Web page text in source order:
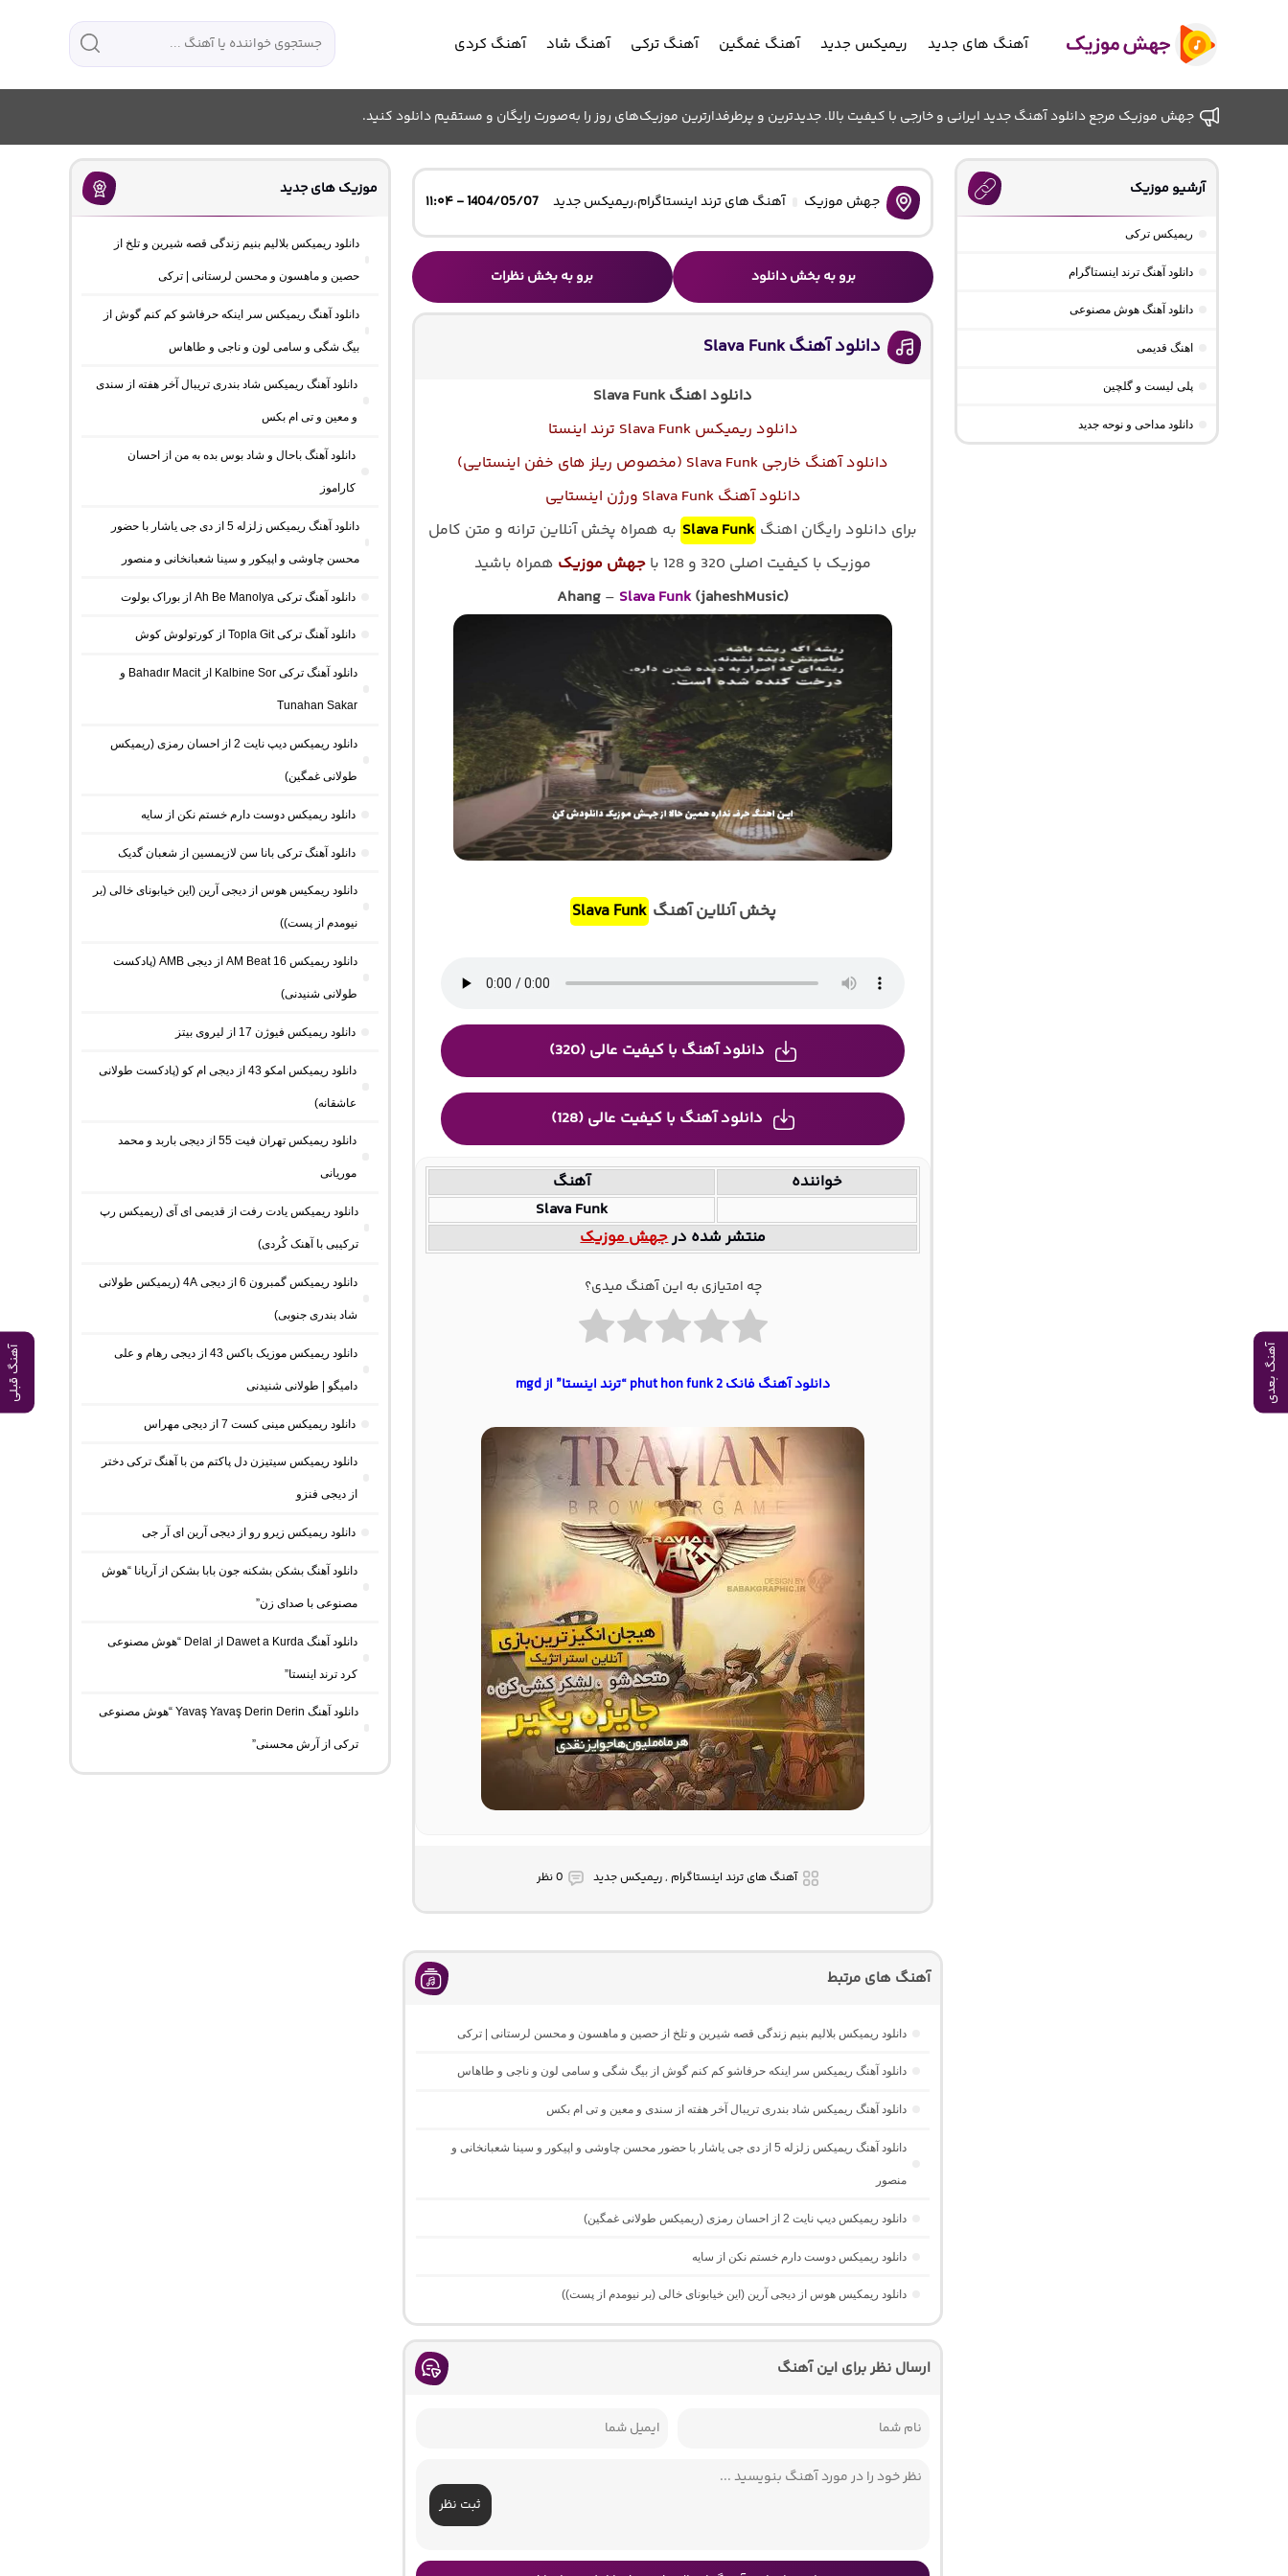
آهنگ بعدی آهنگ قبلی
آهنگ های جدید ریمیکس جدید آهنگ غمگین آهنگ ترکی آهنگ شاد آهنگ کردی
جهش موزیک مرجع دانلود آهنگ جدید ایرانی و خارجی با کیفیت بالا. جدیدترین و پرطرفدارترین موزیک‌های روز را به‌صورت رایگان و مستقیم دانلود کنید.
جهش موزیک آهنگ های ترند اینستاگرام،ریمیکس جدید 1404/05/07 - ۱۱:۰۴
برو به بخش دانلود برو به بخش نظرات
دانلود آهنگ Slava Funk
دانلود اهنگSlava Funk
دانلود ریمیکس Slava Funk ترند اینستا
دانلود آهنگ خارجی Slava Funk (مخصوص ریلز های خفن اینستایی)
دانلود آهنگ Slava Funk ورژن اینستایی
برای دانلود رایگان اهنگ Slava Funk به همراه پخش آنلاین ترانه و متن کامل
موزیک با کیفیت اصلی 320 و 128 با
جهش موزیک همراه باشید
Ahang – Slava Funk(jaheshMusic)
پخش آنلاین آهنگ Slava Funk
دانلود آهنگ با کیفیت عالی (320)
دانلود آهنگ با کیفیت عالی (128)
خواننده
آهنگ
Slava Funk
منتشر شده درجهش موزیک
چه امتیازی به این آهنگ میدی؟
دانلود آهنگ فانک 2 phut hon funk “ترند اینستا” از mgd
آهنگ های ترند اینستاگرام , ریمیکس جدید 0 نظر
آهنگ های مرتبط
دانلود ریمیکس بلالیم بنیم زندگی قصه شیرین و تلخ از حصین و ماهسون و محسن لرستانی | ترکی
دانلود آهنگ ریمیکس سر اینکه حرفاشو کم کنم گوش از بیگ شگی و سامی لون و ناجی و طاهاس
دانلود آهنگ ریمیکس شاد بندری تریبال آخر هفته از سندی و معین و تی ام بکس
دانلود آهنگ ریمیکس زلزله 5 از دی جی یاشار با حضور محسن چاوشی و اپیکور و سینا شعبانخانی و
منصور
دانلود ریمیکس دیپ نایت 2 از احسان رمزی (ریمیکس طولانی غمگین)
دانلود ریمیکس دوست دارم خستم نکن از سایه
دانلود ریمکیس هوس از دیجی آرین (این خیابونای خالی (بر نیومدم از پست))
ارسال نظر برای این آهنگ
ثبت نظر
آرشیو موزیک
ریمیکس ترکی
دانلود آهنگ ترند اینستاگرام
دانلود آهنگ هوش مصنوعی
اهنگ قدیمی
پلی لیست و گلچین
دانلود مداحی و نوحه جدید
موزیک های جدید
دانلود ریمیکس بلالیم بنیم زندگی قصه شیرین و تلخ از
حصین و ماهسون و محسن لرستانی | ترکی
دانلود آهنگ ریمیکس سر اینکه حرفاشو کم کنم گوش از
بیگ شگی و سامی لون و ناجی و طاهاس
دانلود آهنگ ریمیکس شاد بندری تریبال آخر هفته از سندی
و معین و تی ام بکس
دانلود آهنگ باحال و شاد بوس بده به من از احسان
کاراموز
دانلود آهنگ ریمیکس زلزله 5 از دی جی یاشار با حضور
محسن چاوشی و اپیکور و سینا شعبانخانی و منصور
دانلود آهنگ ترکی Ah Be Manolya از بوراک بولوت
دانلود آهنگ ترکی Topla Git از کورتولوش کوش
دانلود آهنگ ترکی Kalbine Sor از Bahadır Macit و
Tunahan Sakar
دانلود ریمیکس دیپ نایت 2 از احسان رمزی (ریمیکس
طولانی غمگین)
دانلود ریمیکس دوست دارم خستم نکن از سایه
دانلود آهنگ ترکی بانا سن لازیمسین از شعبان گدیک
دانلود ریمکیس هوس از دیجی آرین (این خیابونای خالی (بر
نیومدم از پست))
دانلود ریمیکس AM Beat 16 از دیجی AMB (پادکست
طولانی شنیدنی)
دانلود ریمیکس فیوژن 17 از لیروی بیتز
دانلود ریمیکس امکو 43 از دیجی ام کو (پادکست طولانی
عاشقانه)
دانلود ریمیکس تهران فیت 55 از دیجی باربد و محمد
موریانی
دانلود ریمیکس یادت رفت از قدیمی ای آی (ریمیکس رپ
ترکیبی با آهنک کُردی)
دانلود ریمیکس گمبرون 6 از دیجی 4A (ریمیکس طولانی
شاد بندری جنوبی)
دانلود ریمیکس موزیک باکس 43 از دیجی رهام و علی
دامیگو | طولانی شنیدنی
دانلود ریمیکس مینی کست 7 از دیجی مهراس
دانلود ریمیکس سیتیزن دل پاکتم من با آهنگ ترکی دختر
از دیجی فنزو
دانلود ریمیکس زیرو رو از دیجی آرین ای آر جی
دانلود آهنگ بشکن بشکنه جون بابا بشکن از آریانا “هوش
مصنوعی با صدای زن”
دانلود آهنگ Dawet a Kurda از Delal “هوش مصنوعی
کرد ترند اینستا”
دانلود آهنگ Yavaş Yavaş Derin Derin “هوش مصنوعی
ترکی از آرش محسنی”